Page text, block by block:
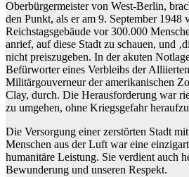
Oberbürgermeister von West-Berlin,
den Punkt, als er am 9. September 1948
Reichstagsgebäude vor 300.000
anrief, auf diese Stadt zu schauen, und
nicht preiszugeben. In der akuten
Befürworter eines Verbleibs der
Militärgouverneur der amerikanischen
Clay, durch. Die Herausforderung war
zu umgehen, ohne Kriegsgefahr
Die Versorgung einer zerstörten Stadt
Menschen aus der Luft war eine
humanitäre Leistung. Sie verdient auch
Bewunderung und unseren Respekt.